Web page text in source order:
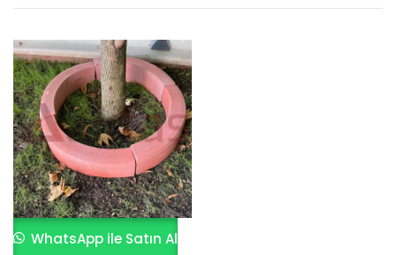
yeniye
WhatsApp ile Satın Al